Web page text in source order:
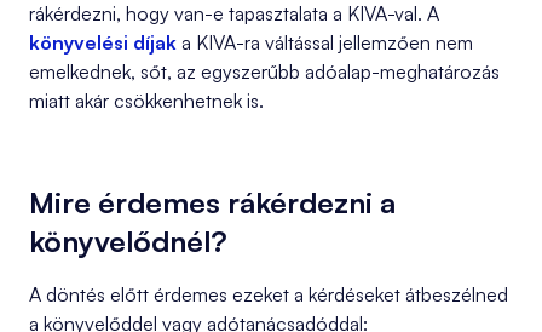
rákérdezni, hogy van-e tapasztalata a KIVA-val. A
könyvelési díjak a KIVA-ra váltással jellemzően nem
emelkednek, sőt, az egyszerűbb adóalap-meghatározás
miatt akár csökkenhetnek is.
Mire érdemes rákérdezni a
könyvelődnél?
A döntés előtt érdemes ezeket a kérdéseket átbeszélned
a könyvelőddel vagy adótanácsadóddal: